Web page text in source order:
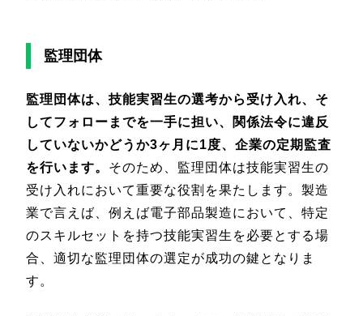
監理団体
監理団体は、技能実習生の選考から受け入れ、そ
してフォローまでを一手に担い、
関係法令に違反
していないかどうか3ヶ月に1度、企業の定期監査
を行います。 そのため、監理団体は技能実習生の
受け入れにおいて重要な役割を果たします。製造
業で言えば、例えば電子部品製造において、特定
のスキルセットを持つ技能実習生を必要とする場
合、適切な監理団体の選定が成功の鍵となりま
す。